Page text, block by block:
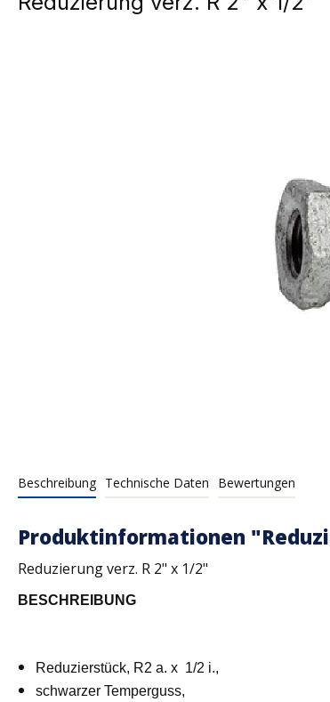
Beschreibung Technische Daten Bewertungen
Produktinformationen
Reduzierung verz. R 2" x 1/2"
BESCHREIBUNG
Reduzierstück, R2 a. x 1/2 i.,
schwarzer Temperguss,